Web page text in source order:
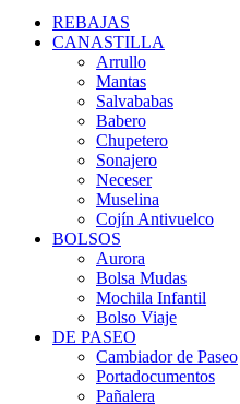
REBAJAS
CANASTILLA
Arrullo
Mantas
Salvababas
Babero
Chupetero
Sonajero
Neceser
Muselina
Cojín Antivuelco
BOLSOS
Aurora
Bolsa Mudas
Mochila Infantil
Bolso Viaje
DE PASEO
Cambiador de Paseo
Portadocumentos
Pañalera